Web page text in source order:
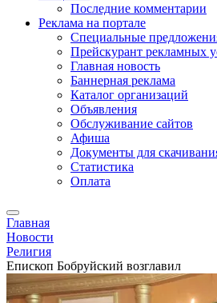
Последние комментарии
Реклама на портале
Специальные
Прейскурант рекламных
Главная новость
Баннерная реклама
Каталог организаций
Объявления
Обслуживание сайтов
Афиша
Документы для
Статистика
Оплата
Главная
Новости
Религия
Епископ Бобруйский возглавил